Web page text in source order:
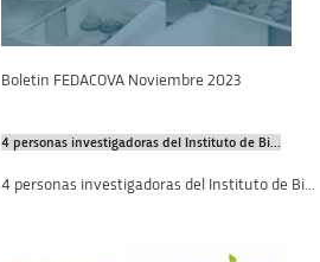
Boletin FEDACOVA Noviembre 2023
4 personas investigadoras del Instituto de Bi...
4 personas investigadoras del Instituto de Bi...